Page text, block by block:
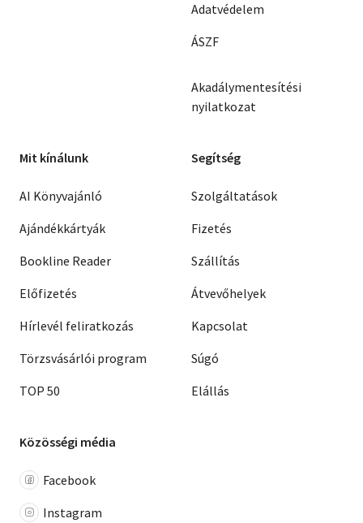
Adatvédelem
ÁSZF
Akadálymentesítési
nyilatkozat
Mit kínálunk
AI Könyvajánló
Ajándékkártyák
Bookline Reader
Előfizetés
Hírlevél feliratkozás
Törzsvásárlói program
TOP 50
Segítség
Szolgáltatások
Fizetés
Szállítás
Átvevőhelyek
Kapcsolat
Súgó
Elállás
Közösségi média
Facebook
Instagram